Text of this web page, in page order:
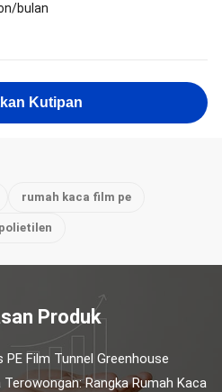
bulan
Kutipan
rumah kaca film pe
Produk
Film Tunnel Greenhouse
Rangka Rumah Kaca